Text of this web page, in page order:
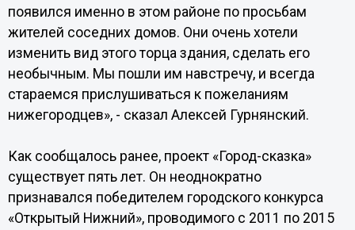
появился именно в этом районе по просьбам
жителей соседних домов. Они очень хотели
изменить вид этого торца здания, сделать его
необычным. Мы пошли им навстречу, и всегда
стараемся прислушиваться к пожеланиям
нижегородцев», - сказал Алексей Гурнянский.
Как сообщалось ранее, проект «Город-сказка»
существует пять лет. Он неоднократно
признавался победителем городского конкурса
«Открытый Нижний», проводимого с 2011 по 2015